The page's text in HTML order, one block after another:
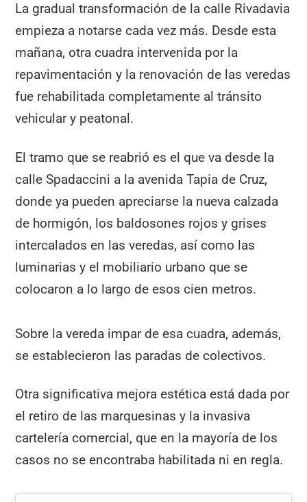
La gradual transformación de la calle Rivadavia
empieza a notarse cada vez más. Desde esta
mañana, otra cuadra intervenida por la
repavimentación y la renovación de las veredas
fue rehabilitada completamente al tránsito
vehicular y peatonal.
El tramo que se reabrió es el que va desde la
calle Spadaccini a la avenida Tapia de Cruz,
donde ya pueden apreciarse la nueva calzada
de hormigón, los baldosones rojos y grises
intercalados en las veredas, así como las
luminarias y el mobiliario urbano que se
colocaron a lo largo de esos cien metros.
Sobre la vereda impar de esa cuadra, además,
se establecieron las paradas de colectivos.
Otra significativa mejora estética está dada por
el retiro de las marquesinas y la invasiva
cartelería comercial, que en la mayoría de los
casos no se encontraba habilitada ni en regla.